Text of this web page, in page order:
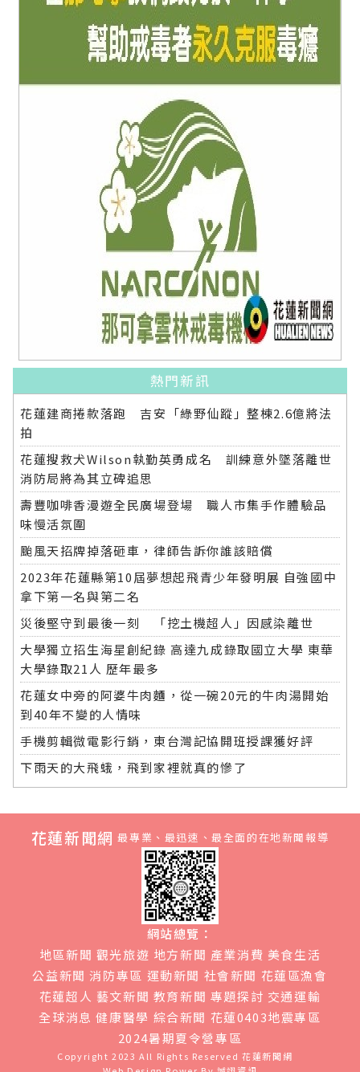
熱門新訊
花蓮建商捲款落跑 吉安「綠野仙蹤」整棟2.6億將法
拍
花蓮搜救犬Wilson執勤英勇成名 訓練意外墜落離世
消防局將為其立碑追思
壽豐咖啡香漫遊全民廣場登場 職人市集手作體驗品
味慢活氛圍
颱風天招牌掉落砸車，律師告訴你誰該賠償
2023年花蓮縣第10屆夢想起飛青少年發明展 自強國中
拿下第一名與第二名
災後堅守到最後一刻 「挖土機超人」因感染離世
大學獨立招生海星創紀錄 高達九成錄取國立大學 東華
大學錄取21人 歷年最多
花蓮女中旁的阿婆牛肉麵，從一碗20元的牛肉湯開始
到40年不變的人情味
手機剪輯微電影行銷，東台灣記協開班授課獲好評
下雨天的大飛蛾，飛到家裡就真的慘了
花蓮新聞網 最專業、最迅速、最全面的在地新聞報導
網站總覽：
地區新聞 觀光旅遊 地方新聞 產業消費 美食生活
公益新聞 消防專區 運動新聞 社會新聞 花蓮區漁會
花蓮超人 藝文新聞 教育新聞 專題探討 交通運輸
全球消息 健康醫學 綜合新聞 花蓮0403地震專區
2024暑期夏令營專區
Copyright 2023 All Rights Reserved花蓮新聞網